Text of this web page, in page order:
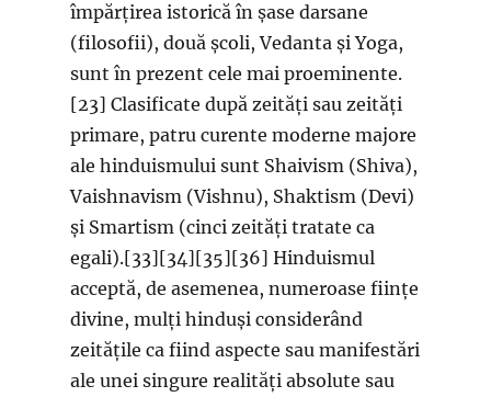
împărțirea istorică în șase darsane
(filosofii), două școli, Vedanta și Yoga,
sunt în prezent cele mai proeminente.
[23] Clasificate după zeități sau zeități
primare, patru curente moderne majore
ale hinduismului sunt Shaivism (Shiva),
Vaishnavism (Vishnu), Shaktism (Devi)
și Smartism (cinci zeități tratate ca
egali).[33][34][35][36] Hinduismul
acceptă, de asemenea, numeroase ființe
divine, mulți hinduși considerând
zeitățile ca fiind aspecte sau manifestări
ale unei singure realități absolute sau